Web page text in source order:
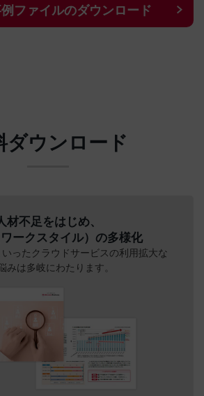
ファイルのダウンロード
ダウンロード
材不足をはじめ、
ークスタイル）の多様化
ったクラウドサービスの利用拡大な
みは多岐にわたります。